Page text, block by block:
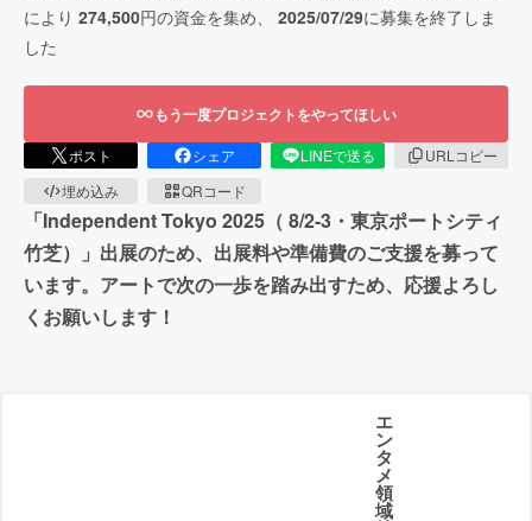
により 274,500円の資金を集め、 2025/07/29に募集を終了しま
した
もう一度プロジェクトをやってほしい
ポスト シェア LINEで送る
URLコピー
埋め込み
QRコード
「Independent Tokyo 2025（ 8/2-3・東京ポートシティ
竹芝）」出展のため、出展料や準備費のご支援を募って
います。アートで次の一歩を踏み出すため、応援よろし
くお願いします！
エ
ン
タ
メ
領
域